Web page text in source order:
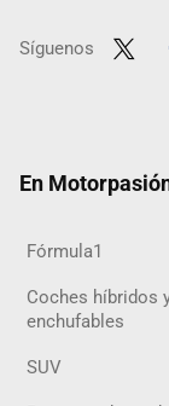
Síguenos
En
Fórmula1
Coches híbridos
enchufables
SUV